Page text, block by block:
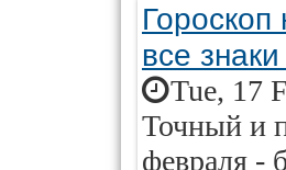
все
Tue, 17
Точный и
февраля -